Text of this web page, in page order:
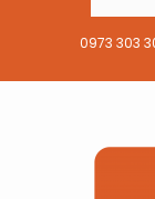
0973 303